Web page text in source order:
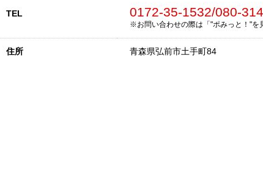
TEL 0172-35-1532/080-
※お問い合わせの際は「"ポみっと！"を
住所 青森県弘前市土手町84